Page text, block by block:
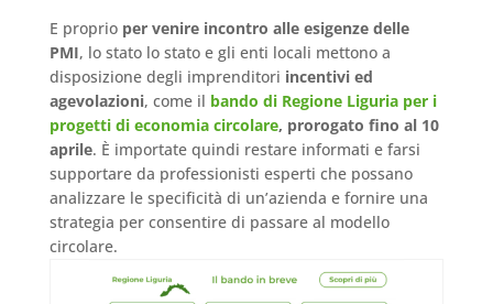
E proprio per venire incontro alle esigenze delle
PMI, lo stato lo stato e gli enti locali mettono a
disposizione degli imprenditori incentivi ed
agevolazioni, come il bando di Regione Liguria per i
progetti di economia circolare, prorogato fino al 10
aprile. È importate quindi restare informati e farsi
supportare da professionisti esperti che possano
analizzare le specificità di un’azienda e fornire una
strategia per consentire di passare al modello
circolare.